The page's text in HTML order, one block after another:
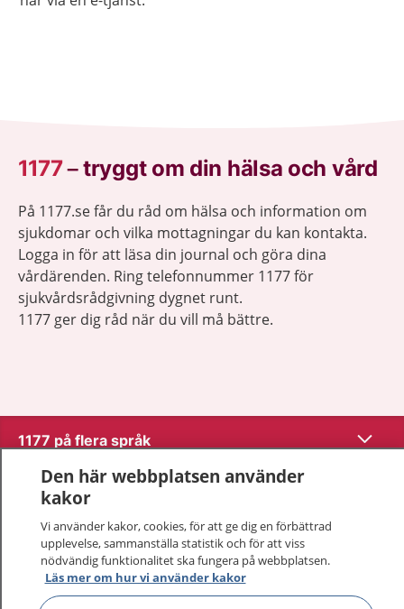
1177–tryggt om din hälsa och vård
På 1177.se får du råd om hälsa och information om
sjukdomar och vilka mottagningar du kan kontakta.
Logga in för att läsa din journal och göra dina
vårdärenden. Ring telefonnummer 1177 för
sjukvårdsrådgivning dygnet runt.
1177 ger dig råd när du vill må bättre.
1177 på flera språk Visa
Om 1177
Kontakt
Behandling av personuppgifter
Den här webbplatsen använder
kakor
Vi använder kakor, cookies, för att ge dig en förbättrad
upplevelse, sammanställa statistik och för att viss
nödvändig funktionalitet ska fungera på webbplatsen.
Läs mer om hur vi använder kakor